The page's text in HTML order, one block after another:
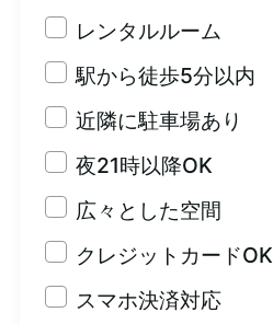
レンタルルーム
駅から徒歩5分以内
近隣に駐車場あり
夜21時以降OK
広々とした空間
クレジットカードOK
スマホ決済対応